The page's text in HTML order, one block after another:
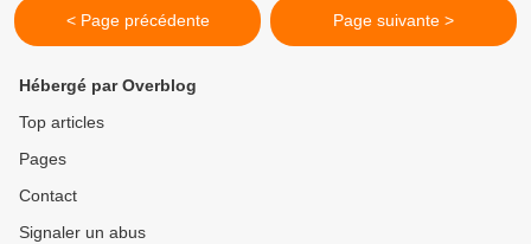
< Page précédente Page suivante >
Hébergé par Overblog
Top articles
Pages
Contact
Signaler un abus